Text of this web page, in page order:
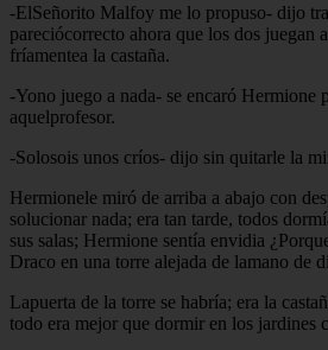
-ElSeñorito Malfoy me lo propuso- dijo
pareciócorrecto ahora que los dos juegan
fríamentea la castaña.
-Yono juego a nada- se encaró Hermione
aquelprofesor.
-Solosois unos críos- dijo sin quitarle la
Hermionele miró de arriba a abajo con
solucionar nada; era tan tarde, todos
sus salas; Hermione sentía envidia
Draco en una torre alejada de lamano de
Lapuerta de la torre se habría; era la
todo era mejor que dormir en los jardines